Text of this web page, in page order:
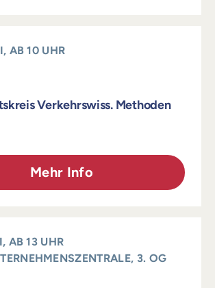
AB 10 UHR
Verkehrswiss. Methoden
Mehr Info
AB 13 UHR
3. OG